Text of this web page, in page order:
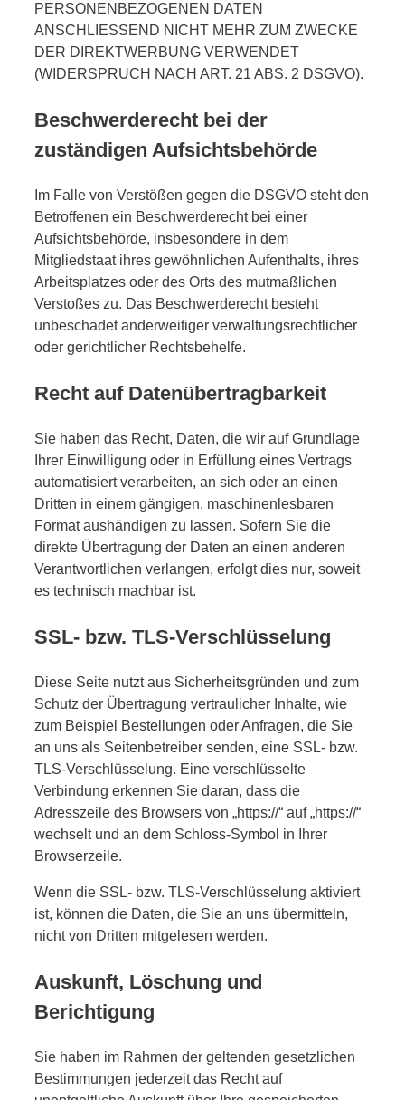
PERSONENBEZOGENEN DATEN
ANSCHLIESSEND NICHT MEHR ZUM ZWECKE
DER DIREKTWERBUNG VERWENDET
(WIDERSPRUCH NACH ART. 21 ABS. 2 DSGVO).
Beschwerde­recht bei der
zuständigen Aufsichts­behörde
Im Falle von Verstößen gegen die DSGVO steht den
Betroffenen ein Beschwerderecht bei einer
Aufsichtsbehörde, insbesondere in dem
Mitgliedstaat ihres gewöhnlichen Aufenthalts, ihres
Arbeitsplatzes oder des Orts des mutmaßlichen
Verstoßes zu. Das Beschwerderecht besteht
unbeschadet anderweitiger verwaltungsrechtlicher
oder gerichtlicher Rechtsbehelfe.
Recht auf Daten­übertrag­barkeit
Sie haben das Recht, Daten, die wir auf Grundlage
Ihrer Einwilligung oder in Erfüllung eines Vertrags
automatisiert verarbeiten, an sich oder an einen
Dritten in einem gängigen, maschinenlesbaren
Format aushändigen zu lassen. Sofern Sie die
direkte Übertragung der Daten an einen anderen
Verantwortlichen verlangen, erfolgt dies nur, soweit
es technisch machbar ist.
SSL- bzw. TLS-Verschlüsselung
Diese Seite nutzt aus Sicherheitsgründen und zum
Schutz der Übertragung vertraulicher Inhalte, wie
zum Beispiel Bestellungen oder Anfragen, die Sie
an uns als Seitenbetreiber senden, eine SSL- bzw.
TLS-Verschlüsselung. Eine verschlüsselte
Verbindung erkennen Sie daran, dass die
Adresszeile des Browsers von „https://“ auf „https://“
wechselt und an dem Schloss-Symbol in Ihrer
Browserzeile.
Wenn die SSL- bzw. TLS-Verschlüsselung aktiviert
ist, können die Daten, die Sie an uns übermitteln,
nicht von Dritten mitgelesen werden.
Auskunft, Löschung und
Berichtigung
Sie haben im Rahmen der geltenden gesetzlichen
Bestimmungen jederzeit das Recht auf